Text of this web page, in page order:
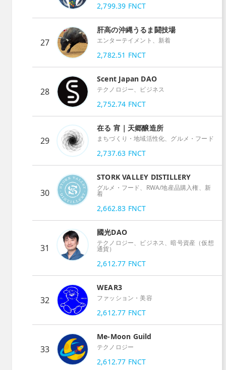
2,799.39 FNCT
27
肝高の沖縄うるま闘技場
エンターテイメント、新着
2,782.51 FNCT
28
Scent Japan DAO
テクノロジー、ビジネス
2,752.74 FNCT
29
在る 宵｜天郷醸造所
まちづくり・地域活性化、グルメ・フード
2,737.63 FNCT
30
STORK VALLEY DISTILLERY
グルメ・フード、RWA/地産品購入権、新
着
2,662.83 FNCT
31
國光DAO
テクノロジー、ビジネス、暗号資産（仮想
通貨）
2,612.77 FNCT
32
WEAR3
ファッション・美容
2,612.77 FNCT
33
Me-Moon Guild
テクノロジー
2,612.77 FNCT